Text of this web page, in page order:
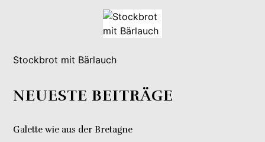
Stockbrot mit Bärlauch
NEUESTE BEITRÄGE
Galette wie aus der Bretagne